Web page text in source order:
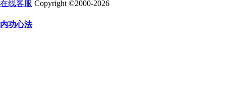
在线客服 Copyright ©2000-2026
内功心法